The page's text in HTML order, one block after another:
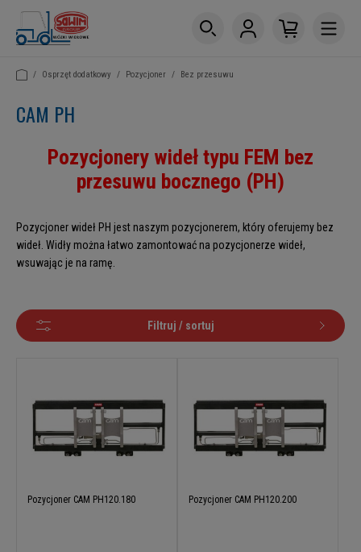
/ Osprzęt dodatkowy / Pozycjoner / Bez przesuwu
CAM PH
Pozycjonery wideł typu FEM bez
przesuwu bocznego (PH)
Pozycjoner wideł PH jest naszym pozycjonerem, który oferujemy bez
wideł. Widły można łatwo zamontować na pozycjonerze wideł,
wsuwając je na ramę.
Filtruj / sortuj
Pozycjoner CAM PH120.180 Pozycjoner CAM PH120.200